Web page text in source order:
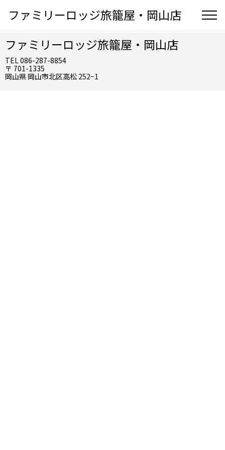
ファミリーロッジ旅籠屋・岡山店
ファミリーロッジ旅籠屋・岡山店
TEL 086-287-8854
〒 701-1335
岡山県 岡山市北区高松 252−1